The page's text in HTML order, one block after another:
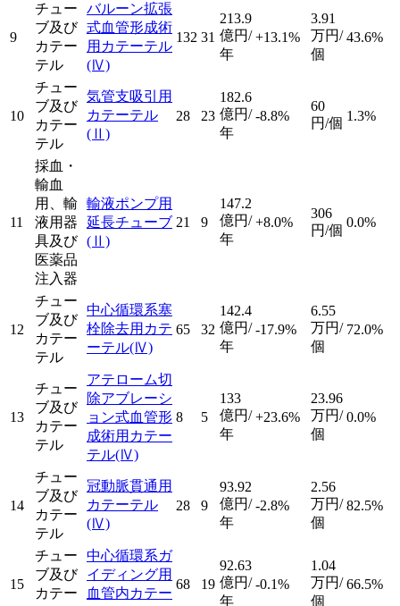
9
チュー
ブ及び
カテー
テル
バルーン拡張
式血管形成術
用カテーテル
(Ⅳ)
132 31
213.9
億円/
年
+13.1%
3.91
万円/
個
43.6%
10
チュー
ブ及び
カテー
テル
気管支吸引用
カテーテル
(Ⅱ)
28 23
182.6
億円/
年
-8.8%
60
円/個 1.3%
11
採血・
輸血
用、輸
液用器
具及び
医薬品
注入器
輸液ポンプ用
延長チューブ
(Ⅱ)
21 9
147.2
億円/
年
+8.0%
306
円/個
0.0%
12
チュー
ブ及び
カテー
テル
中心循環系塞
栓除去用カテ
ーテル(Ⅳ)
65 32
142.4
億円/
年
-17.9%
6.55
万円/
個
72.0%
13
チュー
ブ及び
カテー
テル
アテローム切
除アブレーシ
ョン式血管形
成術用カテー
テル(Ⅳ)
8 5
133
億円/
年
+23.6%
23.96
万円/
個
0.0%
14
チュー
ブ及び
カテー
テル
冠動脈貫通用
カテーテル
(Ⅳ)
28 9
93.92
億円/
年
-2.8%
2.56
万円/
個
82.5%
15
チュー
ブ及び
カテー
中心循環系ガ
イディング用
血管内カテー
68 19
92.63
億円/
年
-0.1%
1.04
万円/
個
66.5%